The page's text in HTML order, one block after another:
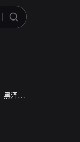
黑泽年男